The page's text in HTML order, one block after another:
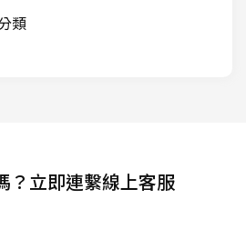
類
？立即連繫線上客服